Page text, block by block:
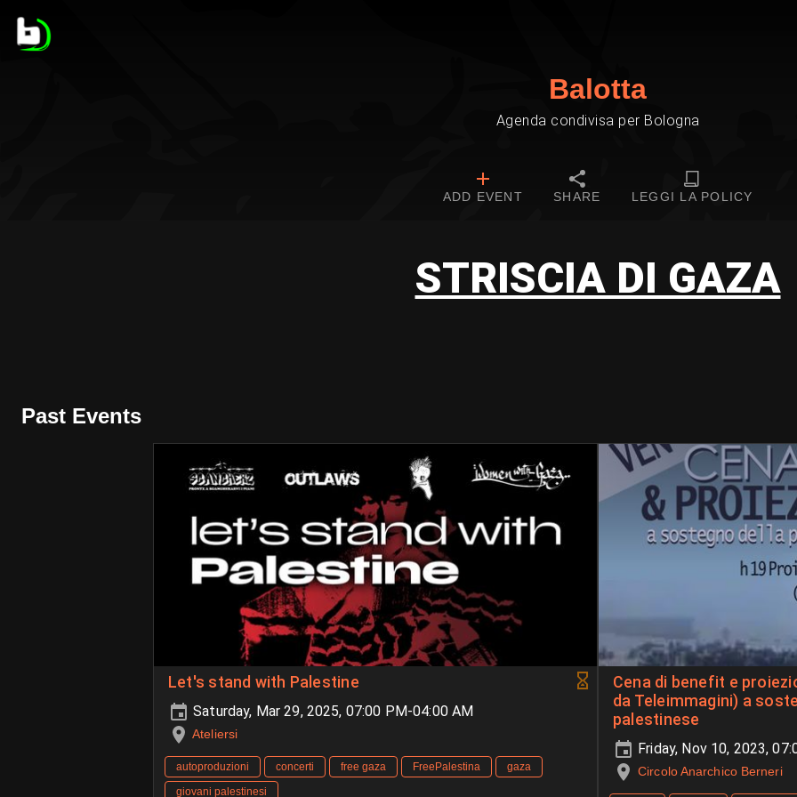
Balotta
Agenda condivisa per Bologna
ADD EVENT SHARE LEGGI LA POLICY
STRISCIA DI GAZA
Past Events
Let's stand with Palestine
Saturday, Mar 29, 2025, 07:00 PM-04:00 AM
Ateliersi
autoproduzioni concerti free gaza FreePalestina
gaza
giovani palestinesi
Cena di benefit e
da Teleimmagini) a
palestinese
Friday, Nov 10, 2023,
Circolo Anarchico Berneri